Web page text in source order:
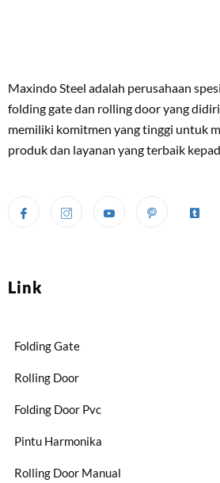
Maxindo Steel adalah perusahaan
folding gate dan rolling door yang
memiliki komitmen yang tinggi untuk
produk dan layanan yang terbaik
Link
Folding Gate
Rolling Door
Folding Door Pvc
Pintu Harmonika
Rolling Door Manual